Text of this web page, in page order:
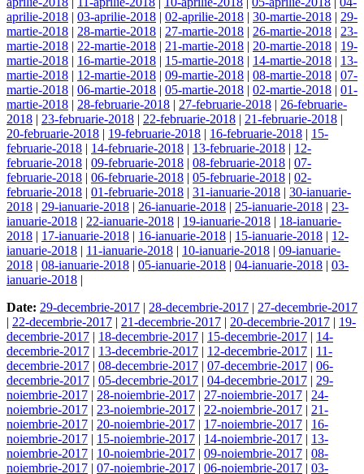
aprilie-2018 | 03-aprilie-2018 | 02-aprilie-2018 | 30-martie-2018 | 29-
martie-2018 | 28-martie-2018 | 27-martie-2018 | 26-martie-2018 | 23-
martie-2018 | 22-martie-2018 | 21-martie-2018 | 20-martie-2018 | 19-
martie-2018 | 16-martie-2018 | 15-martie-2018 | 14-martie-2018 | 13-
martie-2018 | 12-martie-2018 | 09-martie-2018 | 08-martie-2018 | 07-
martie-2018 | 06-martie-2018 | 05-martie-2018 | 02-martie-2018 | 01-
martie-2018 | 28-februarie-2018 | 27-februarie-2018 | 26-februarie-
2018 | 23-februarie-2018 | 22-februarie-2018 | 21-februarie-2018 |
20-februarie-2018 | 19-februarie-2018 | 16-februarie-2018 | 15-
februarie-2018 | 14-februarie-2018 | 13-februarie-2018 | 12-
februarie-2018 | 09-februarie-2018 | 08-februarie-2018 | 07-
februarie-2018 | 06-februarie-2018 | 05-februarie-2018 | 02-
februarie-2018 | 01-februarie-2018 | 31-ianuarie-2018 | 30-ianuarie-
2018 | 29-ianuarie-2018 | 26-ianuarie-2018 | 25-ianuarie-2018 | 23-
ianuarie-2018 | 22-ianuarie-2018 | 19-ianuarie-2018 | 18-ianuarie-
2018 | 17-ianuarie-2018 | 16-ianuarie-2018 | 15-ianuarie-2018 | 12-
ianuarie-2018 | 11-ianuarie-2018 | 10-ianuarie-2018 | 09-ianuarie-
2018 | 08-ianuarie-2018 | 05-ianuarie-2018 | 04-ianuarie-2018 | 03-
ianuarie-2018 |
Date: 29-decembrie-2017 | 28-decembrie-2017 | 27-decembrie-2017
| 22-decembrie-2017 | 21-decembrie-2017 | 20-decembrie-2017 | 19-
decembrie-2017 | 18-decembrie-2017 | 15-decembrie-2017 | 14-
decembrie-2017 | 13-decembrie-2017 | 12-decembrie-2017 | 11-
decembrie-2017 | 08-decembrie-2017 | 07-decembrie-2017 | 06-
decembrie-2017 | 05-decembrie-2017 | 04-decembrie-2017 | 29-
noiembrie-2017 | 28-noiembrie-2017 | 27-noiembrie-2017 | 24-
noiembrie-2017 | 23-noiembrie-2017 | 22-noiembrie-2017 | 21-
noiembrie-2017 | 20-noiembrie-2017 | 17-noiembrie-2017 | 16-
noiembrie-2017 | 15-noiembrie-2017 | 14-noiembrie-2017 | 13-
noiembrie-2017 | 10-noiembrie-2017 | 09-noiembrie-2017 | 08-
noiembrie-2017 | 07-noiembrie-2017 | 06-noiembrie-2017 | 03-